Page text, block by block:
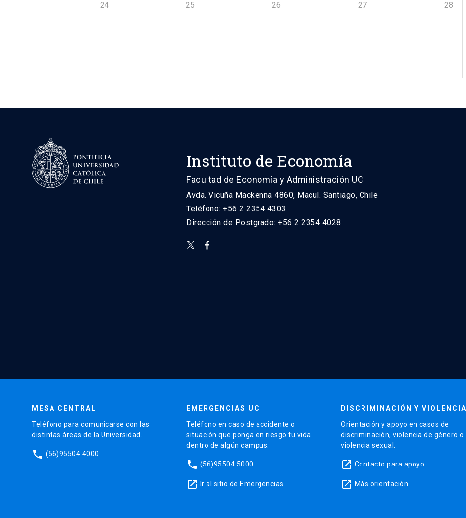
24 25 26 27 28
Instituto de Economía
Facultad de Economía y Administración UC
Avda. Vicuña Mackenna 4860, Macul. Santiago, Chile
Teléfono: +56 2 2354 4303
Dirección de Postgrado: +56 2 2354 4028
MESA CENTRAL
Teléfono para comunicarse con las
distintas áreas de la Universidad.
phone (56)95504 4000
EMERGENCIAS UC
Teléfono en caso de accidente o
situación que ponga en riesgo tu vida
dentro de algún campus.
phone (56)95504 5000
launch Ir al sitio de Emergencias
DISCRIMINACIÓN Y VIOLENCIA
Orientación y apoyo en casos de
discriminación, violencia de género o
violencia sexual.
launch Contacto para apoyo
launch Más orientación